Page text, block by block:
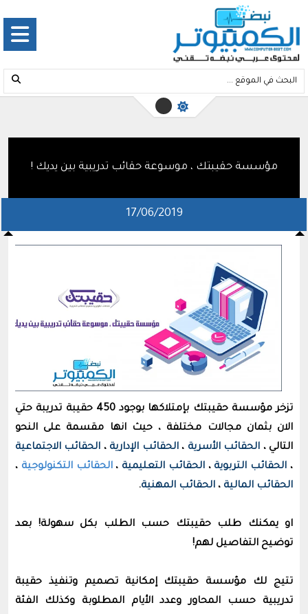
مؤسسة حقيبتك ، موسوعة حقائب تدريبية بين يديك !
17/06/2019
تزخر مؤسسة حقيبتك بإمتلاكها بوجود 450 حقيبة تدريبة حتي
الان بثمان مجالات مختلفة ، حيث انها مقسمة على النحو
التالي ، الحقائب الأسرية ،الحقائب الإدارية ، الحقائب الاجتماعية
، الحقائب التربوية ،الحقائب التعليمية ،الحقائب التكنولوجية ،
الحقائب المالية ، الحقائب المهنية.
او يمكنك طلب حقيبتك حسب الطلب بكل سهولة! بعد
توضيح التفاصيل لهم!
تتيج لك مؤسسة حقيبتك إمكانية تصميم وتنفيذ حقيبة
تدريبية حسب المحاور وعدد الأيام المطلوبة وكذلك الفئة